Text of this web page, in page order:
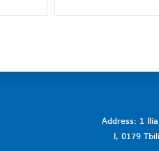
Address: 1
I, 0179